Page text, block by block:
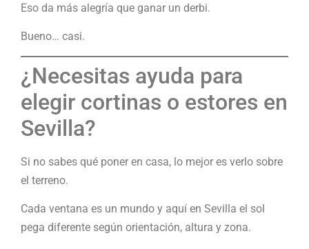
Eso da más alegría que ganar un derbi.
Bueno… casi.
¿Necesitas ayuda para
elegir cortinas o estores en
Sevilla?
Si no sabes qué poner en casa, lo mejor es verlo sobre
el terreno.
Cada ventana es un mundo y aquí en Sevilla el sol
pega diferente según orientación, altura y zona.